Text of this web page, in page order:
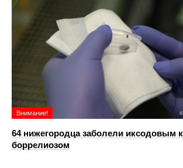
Внимание!
64 нижегородца заболели иксодовым
боррелиозом